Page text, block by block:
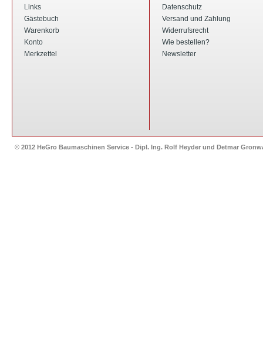
Links
Gästebuch
Warenkorb
Konto
Merkzettel
Datenschutz
Versand und Zahlung
Widerrufsrecht
Wie bestellen?
Newsletter
© 2012 HeGro Baumaschinen Service - Dipl. Ing. Rolf Heyder und Detmar